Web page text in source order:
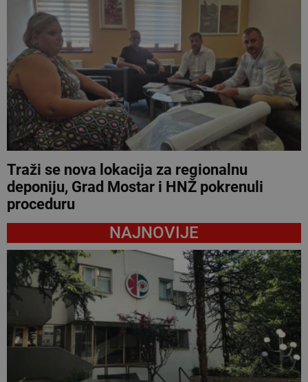
Traži se nova lokacija za regionalnu
deponiju, Grad Mostar i HNŽ pokrenuli
proceduru
NAJNOVIJE